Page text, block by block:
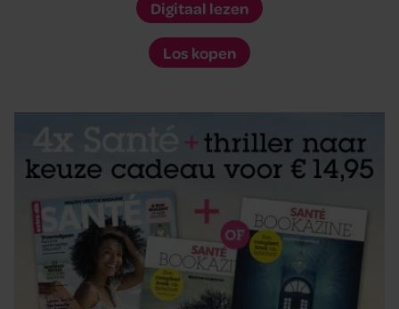
Digitaal lezen
Los kopen